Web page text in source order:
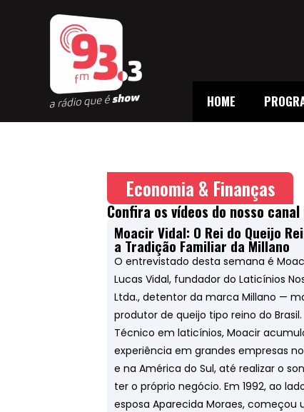
HOME
Economia & Finanças
Confira os vídeos do nosso canal
Moacir Vidal: O Rei do Queijo
a Tradição Familiar da Millano
O entrevistado desta semana é
Lucas Vidal, fundador do Laticínios
Ltda., detentor da marca Millano —
produtor de queijo tipo reino do Brasil.
Técnico em laticínios, Moacir
experiência em grandes empresas no
e na América do Sul, até realizar o
ter o próprio negócio. Em 1992, ao
esposa Aparecida Moraes, começou